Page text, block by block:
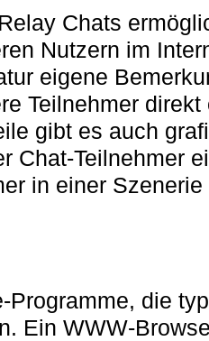
Chats
Nutzern im
eigene
Teilnehmer
gibt es auch
Chat-Teilnehmer
in einer
Programme, die
Ein WWW-